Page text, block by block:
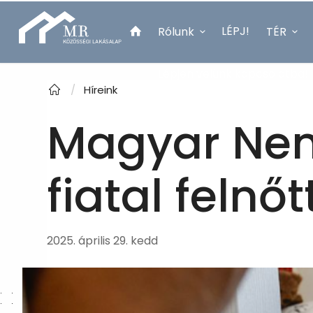
Rólunk LÉPJ! TÉR
/ Híreink
Magyar
fiatal
2025. április 29. kedd